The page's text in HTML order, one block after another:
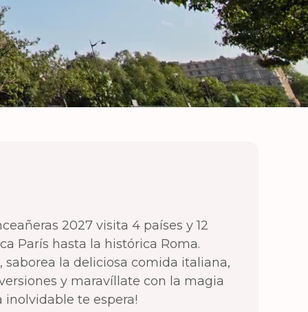
2027 visita 4 países y 12
París hasta la histórica Roma.
la deliciosa comida italiana,
y maravíllate con la magia
inolvidable te espera!